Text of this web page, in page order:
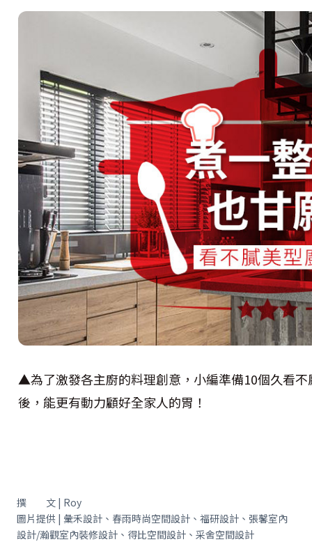
▲為了激發各主廚的料理創意，小編準備10個久看
後，能更有動力顧好全家人的胃！
撰 文 | Roy
圖片提供 | 彙禾設計、春雨時尚空間設計、福研設計、張馨室內
設計/瀚觀室內裝修設計、得比空間設計、采舍空間設計